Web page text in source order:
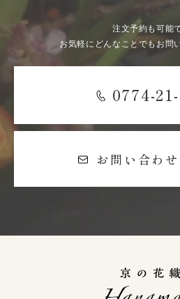
注文予約も可能
お気軽にどんなことでもお問
0774-
お問い合わ